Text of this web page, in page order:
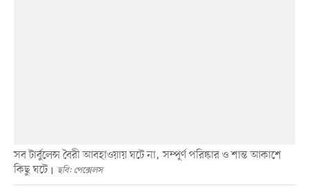
সব টার্বুলেন্স বৈরী আবহাওয়ায় ঘটে না, সম্পূর্ণ পরিষ্কার ও শান্ত আকাশে
কিছু ঘটে
ছবি: পেক্সেলস